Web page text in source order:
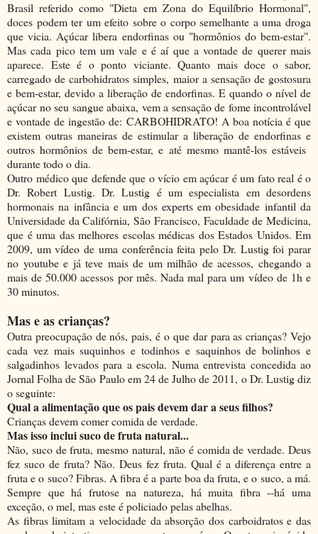
Brasil referido como "Dieta em Zona do Equilíbrio Hormonal",
doces podem ter um efeito sobre o corpo semelhante a uma droga
que vicia. Açúcar libera endorfinas ou "hormônios do bem-estar".
Mas cada pico tem um vale e é aí que a vontade de querer mais
aparece. Este é o ponto viciante. Quanto mais doce o sabor,
carregado de carbohidratos simples, maior a sensação de gostosura
e bem-estar, devido a liberação de endorfinas. E quando o nível de
açúcar no seu sangue abaixa, vem a sensação de fome incontrolável
e vontade de ingestão de: CARBOHIDRATO! A boa notícia é que
existem outras maneiras de estimular a liberação de endorfinas e
outros hormônios de bem-estar, e até mesmo mantê-los estáveis ​​
durante todo o dia.
Outro médico que defende que o vício em açúcar é um fato real é o
Dr. Robert Lustig. Dr. Lustig é um especialista em desordens
hormonais na infância e um dos experts em obesidade infantil da
Universidade da Califórnia, São Francisco, Faculdade de Medicina,
que é uma das melhores escolas médicas dos Estados Unidos. Em
2009, um vídeo de uma conferência feita pelo Dr. Lustig foi parar
no youtube e já teve mais de um milhão de acessos, chegando a
mais de 50.000 acessos por mês. Nada mal para um vídeo de 1h e
30 minutos.
Mas e as crianças?
Outra preocupação de nós, pais, é o que dar para as crianças? Vejo
cada vez mais suquinhos e todinhos e saquinhos de bolinhos e
salgadinhos levados para a escola. Numa entrevista concedida ao
Jornal Folha de São Paulo em 24 de Julho de 2011, o Dr. Lustig diz
o seguinte:
Qual a alimentação que os pais devem dar a seus filhos?
Crianças devem comer comida de verdade.
Mas isso inclui suco de fruta natural...
Não, suco de fruta, mesmo natural, não é comida de verdade. Deus
fez suco de fruta? Não. Deus fez fruta. Qual é a diferença entre a
fruta e o suco? Fibras. A fibra é a parte boa da fruta, e o suco, a má.
Sempre que há frutose na natureza, há muita fibra --há uma
exceção, o mel, mas este é policiado pelas abelhas.
As fibras limitam a velocidade da absorção dos carboidratos e das